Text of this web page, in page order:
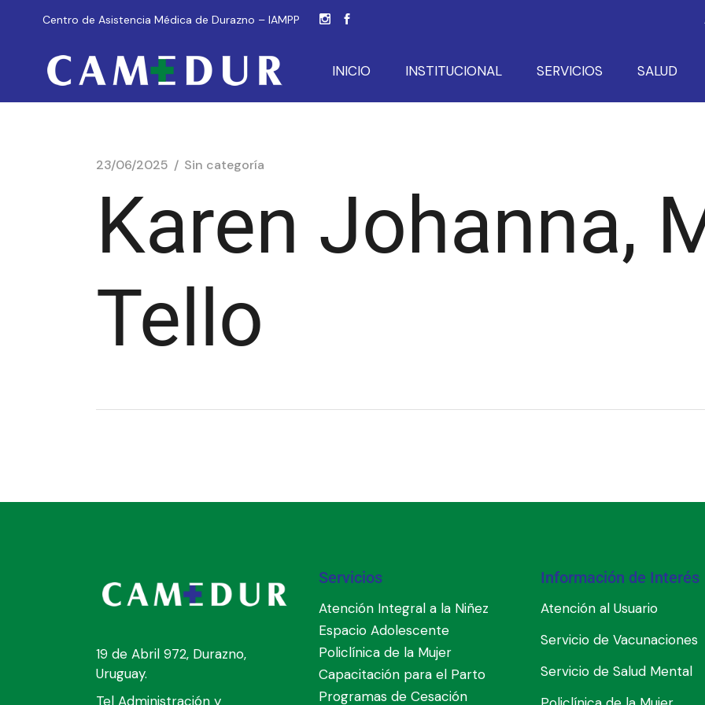
Centro de Asistencia Médica de Durazno – IAMPP
INICIO INSTITUCIONAL SERVICIOS SALUD
23/06/2025 Sin categoría
Karen Johanna,
Tello
19 de Abril 972, Durazno,
Uruguay.
Tel Administración y
Servicios
Atención Integral a la Niñez
Espacio Adolescente
Policlínica de la Mujer
Capacitación para el Parto
Programas de Cesación
Información de Interés
Atención al Usuario
Servicio de Vacunaciones
Servicio de Salud Mental